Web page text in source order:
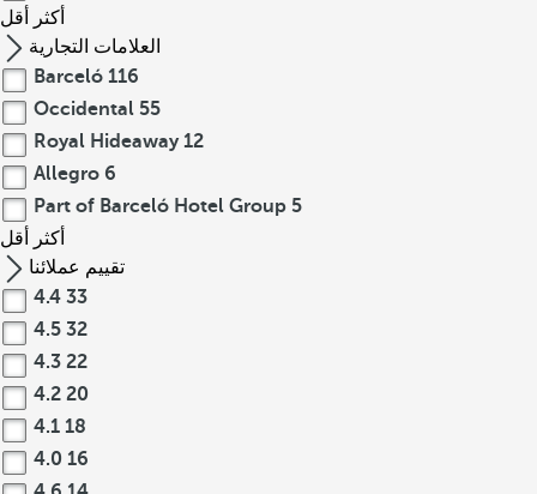
أكثر
أقل
العلامات التجارية
Barceló 116
Occidental 55
Royal Hideaway 12
Allegro 6
Part of Barceló Hotel Group 5
أكثر
أقل
تقييم عملائنا
4.4 33
4.5 32
4.3 22
4.2 20
4.1 18
4.0 16